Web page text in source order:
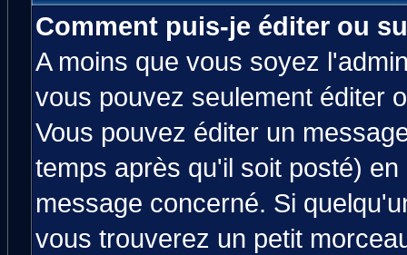
Comment puis-je éditer ou
A moins que vous soyez
vous pouvez seulement éditer
Vous pouvez éditer un
temps après qu'il soit posté)
message concerné. Si
vous trouverez un petit